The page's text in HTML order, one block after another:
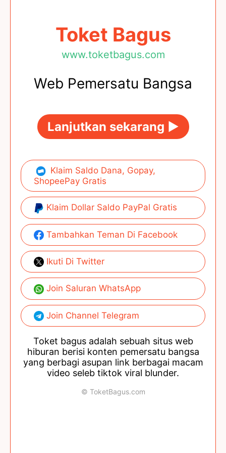
Toket Bagus
www.toketbagus.com
Web Pemersatu Bangsa
Lanjutkan sekarang ►
Klaim Saldo Dana, Gopay,
ShopeePay Gratis
Klaim Dollar Saldo PayPal Gratis
Tambahkan Teman Di Facebook
Ikuti Di Twitter
Join Saluran WhatsApp
Join Channel Telegram
Toket bagus adalah sebuah situs web
hiburan berisi konten pemersatu bangsa
yang berbagi asupan link berbagai macam
video seleb tiktok viral blunder.
© ToketBagus.com